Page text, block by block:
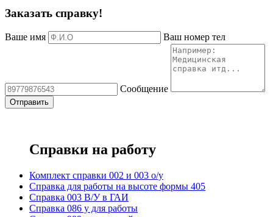
Заказать справку!
Ваше имя Ваш номер тел
Сообщение
Справки на работу
Комплект справки 002 и 003 о/у
Справка для работы на высоте формы 405
Справка 003 В/У в ГАИ
Справка 086 у для работы